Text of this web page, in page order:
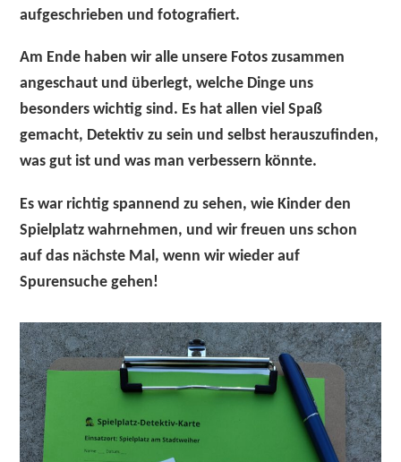
aufgeschrieben und fotografiert.
Am Ende haben wir alle unsere Fotos zusammen
angeschaut und überlegt, welche Dinge uns
besonders wichtig sind. Es hatallen viel Spaß
gemacht, Detektiv zu sein und selbst herauszufinden,
was gut ist und was man verbessern könnte.
Es war richtig spannend zu sehen, wie Kinder den
Spielplatz wahrnehmen, und wir freuen uns schon
auf das nächste Mal, wenn wir wieder auf
Spurensuche gehen!